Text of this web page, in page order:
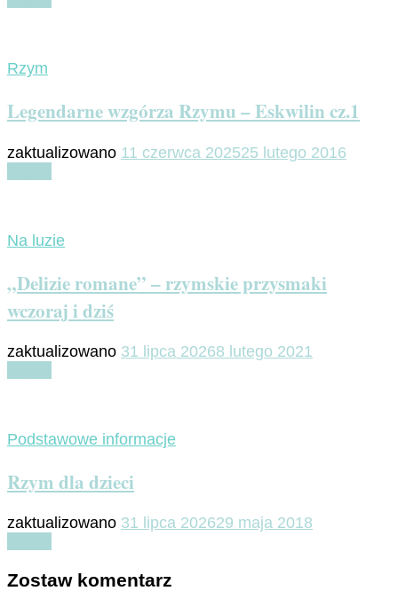
Rzym
Legendarne wzgórza Rzymu – Eskwilin cz.1
zaktualizowano 11 czerwca 202525 lutego 2016
Na luzie
„Delizie romane” – rzymskie przysmaki
wczoraj i dziś
zaktualizowano 31 lipca 20268 lutego 2021
Podstawowe informacje
Rzym dla dzieci
zaktualizowano 31 lipca 202629 maja 2018
Zostaw komentarz